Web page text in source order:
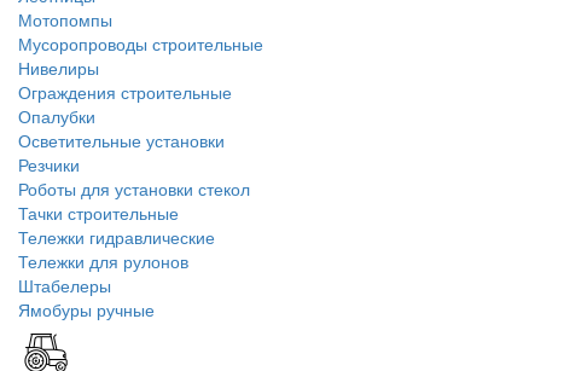
Мотопомпы
Мусоропроводы строительные
Нивелиры
Ограждения строительные
Опалубки
Осветительные установки
Резчики
Роботы для установки стекол
Тачки строительные
Тележки гидравлические
Тележки для рулонов
Штабелеры
Ямобуры ручные